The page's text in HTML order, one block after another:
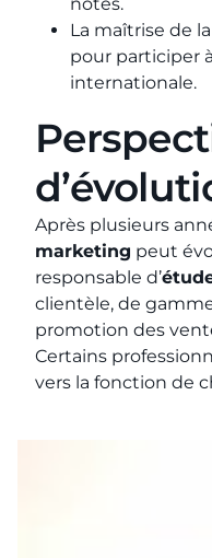
La maîtrise de
pour participer
internationale.
Après plusieurs
marketing peut
responsable d’
clientèle, de
promotion des
Certains
vers la fonction de